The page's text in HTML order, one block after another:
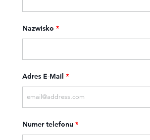
Nazwisko *
Adres E-Mail *
Numer telefonu *